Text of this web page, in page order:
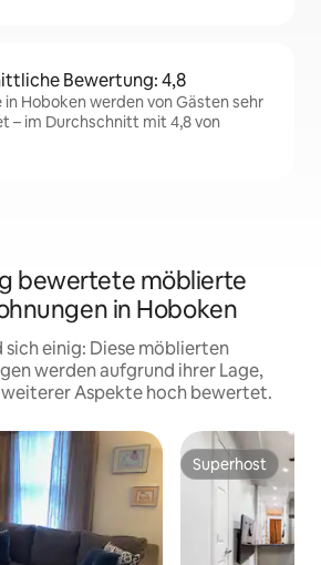
Bewertung: 4,8
Hoboken werden von Gästen sehr
– im Durchschnitt mit 4,8 von
bewertete möblierte
in Hoboken
sich einig: Diese möblierten
werden aufgrund ihrer Lage,
Aspekte hoch bewertet.
Superhost
Superhost